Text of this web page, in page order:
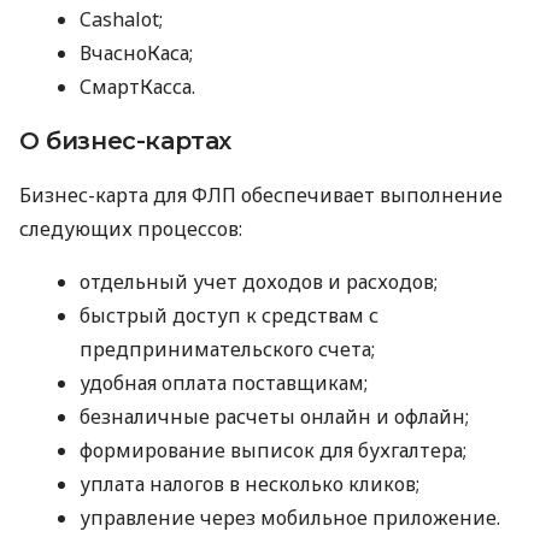
Cashalot;
ВчасноКаса;
СмартКасса.
О бизнес-картах
Бизнес-карта для ФЛП обеспечивает выполнение
следующих процессов:
отдельный учет доходов и расходов;
быстрый доступ к средствам с
предпринимательского счета;
удобная оплата поставщикам;
безналичные расчеты онлайн и офлайн;
формирование выписок для бухгалтера;
уплата налогов в несколько кликов;
управление через мобильное приложение.